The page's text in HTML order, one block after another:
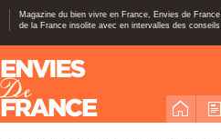
Magazine du bien vivre en France, Envies de
de la France insolite avec en intervalles des